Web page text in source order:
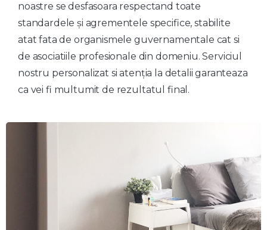
noastre se desfasoara respectand toate
standardele și agrementele specifice, stabilite
atat fata de organismele guvernamentale cat si
de asociatiile profesionale din domeniu. Serviciul
nostru personalizat si atenția la detalii garanteaza
ca vei fi multumit de rezultatul final.